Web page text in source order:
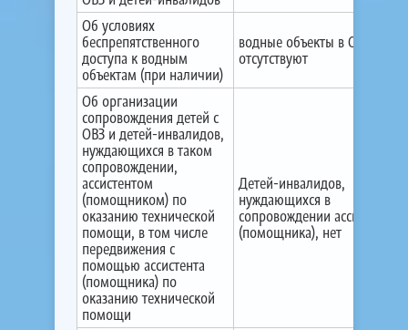
Об условиях
беспрепятственного
доступа к водным
объектам (при наличии)
водные объекты в ОО
отсутствуют
Об организации
сопровождения детей с
ОВЗ и детей-инвалидов,
нуждающихся в таком
сопровождении,
ассистентом
(помощником) по
оказанию технической
помощи, в том числе
передвижения с
помощью ассистента
(помощника) по
оказанию технической
помощи
Детей-инвалидов,
нуждающихся в
сопровождении ассистента
(помощника), нет